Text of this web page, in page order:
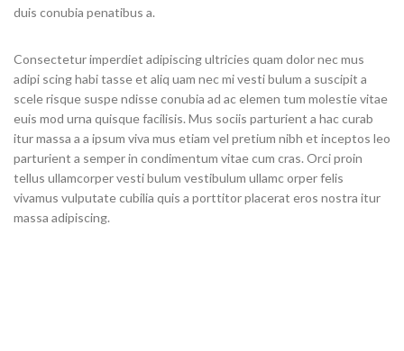
duis conubia penatibus a.
Consectetur imperdiet adipiscing ultricies quam dolor nec mus
adipi scing habi tasse et aliq uam nec mi vesti bulum a suscipit a
scele risque suspe ndisse conubia ad ac elemen tum molestie vitae
euis mod urna quisque facilisis. Mus sociis parturient a hac curab
itur massa a a ipsum viva mus etiam vel pretium nibh et inceptos leo
parturient a semper in condimentum vitae cum cras. Orci proin
tellus ullamcorper vesti bulum vestibulum ullamc orper felis
vivamus vulputate cubilia quis a porttitor placerat eros nostra itur
massa adipiscing.